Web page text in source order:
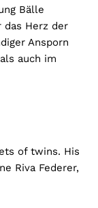
Bälle
das Herz der
Ansporn
auch im
of twins. His
Riva Federer,